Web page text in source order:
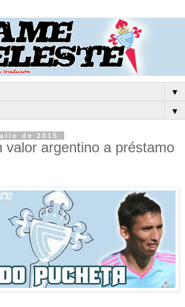
▼
▼
de 2015
valor argentino a préstamo